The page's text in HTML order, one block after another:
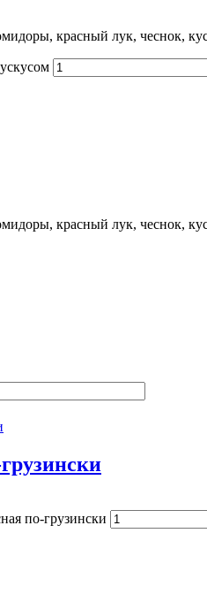
красный лук, чеснок,
красный лук, чеснок,
по-грузински